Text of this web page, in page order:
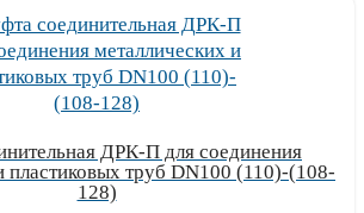
ДРК-П для соединения
пластиковых труб DN100 (110)-(108-
128)